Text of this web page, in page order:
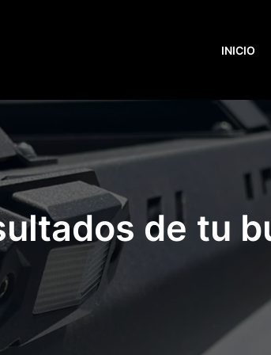
INICIO
de tu